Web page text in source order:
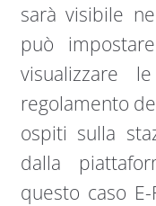
sarà visibile
può
visualizzare
regolamento
ospiti sulla
dalla
questo caso